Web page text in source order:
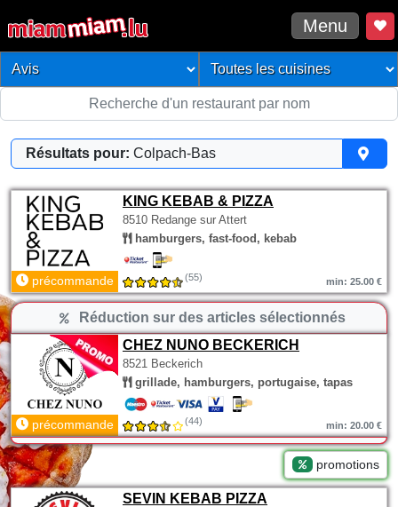
Menu
Résultats pour: Colpach-Bas
KING KEBAB & PIZZA
8510 Redange sur Attert
hamburgers, fast-food, kebab
précommande (55) min: 25.00 €
Réduction sur des articles sélectionnés
CHEZ NUNO BECKERICH
8521 Beckerich
grillade, hamburgers, portugaise, tapas
précommande (44) min: 20.00 €
promotions
SEVIN KEBAB PIZZA